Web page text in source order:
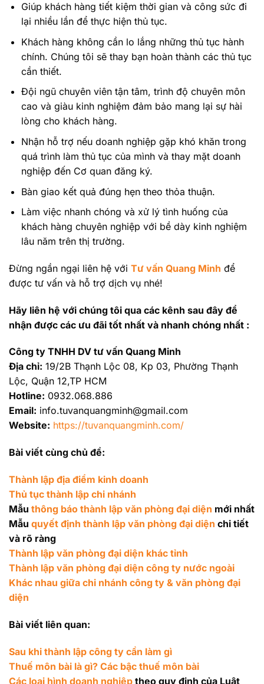
Giúp khách hàng tiết kiệm thời gian và công sức đi
lại nhiều lần để thực hiện thủ tục.
Khách hàng không cần lo lắng những thủ tục hành
chính. Chúng tôi sẽ thay bạn hoàn thành các thủ tục
cần thiết.
Đội ngũ chuyên viên tận tâm, trình độ chuyên môn
cao và giàu kinh nghiệm đảm bảo mang lại sự hài
lòng cho khách hàng.
Nhận hỗ trợ nếu doanh nghiệp gặp khó khăn trong
quá trình làm thủ tục của mình và thay mặt doanh
nghiệp đến Cơ quan đăng ký.
Bàn giao kết quả đúng hẹn theo thỏa thuận.
Làm việc nhanh chóng và xử lý tình huống của
khách hàng chuyên nghiệp với bề dày kinh nghiệm
lâu năm trên thị trường.
Đừng ngần ngại liên hệ với Tư vấn Quang Minh để
được tư vấn và hỗ trợ dịch vụ nhé!
Hãy liên hệ với chúng tôi qua các kênh sau đây để
nhận được các ưu đãi tốt nhất và nhanh chóng nhất :
Công ty TNHH DV tư vấn Quang Minh
Địa chỉ: 19/2B Thạnh Lộc 08, Kp 03, Phường Thạnh
Lộc, Quận 12,TP HCM
Hotline: 0932.068.886
Email: info.tuvanquangminh@gmail.com
Website: https://tuvanquangminh.com/
Bài viết cùng chủ đề:
Thành lập địa điểm kinh doanh
Thủ tục thành lập chi nhánh
Mẫu thông báo thành lập văn phòng đại diện mới nhất
Mẫu quyết định thành lập văn phòng đại diện chi tiết
và rõ ràng
Thành lập văn phòng đại diện khác tỉnh
Thành lập văn phòng đại diện công ty nước ngoài
Khác nhau giữa chi nhánh công ty & văn phòng đại
diện
Bài viết liên quan:
Sau khi thành lập công ty cần làm gì
Thuế môn bài là gì? Các bậc thuế môn bài
Các loại hình doanh nghiệp theo quy định của Luật